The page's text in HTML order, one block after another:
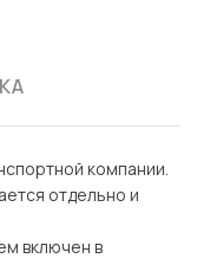
компании.
отдельно и
включен в